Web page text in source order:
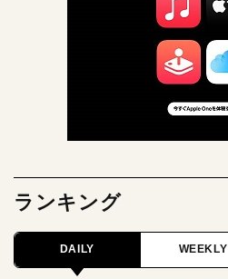
ランキング
DAILY WEEKLY